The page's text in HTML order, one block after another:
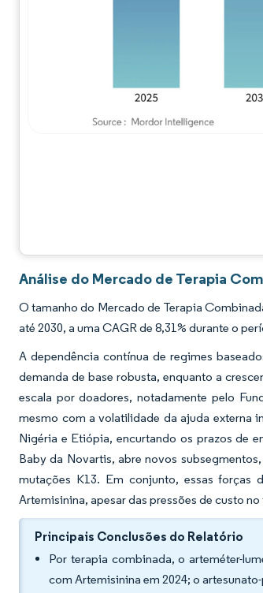
Análise do Mercado de Terapia
O tamanho do Mercado de Terapia
até 2030, a uma CAGR de 8,31% durante o
A dependência contínua de regimes
demanda de base robusta, enquanto a
escala por doadores, notadamente pelo
mesmo com a volatilidade da ajuda externa
Nigéria e Etiópia, encurtando os prazos de
Baby da Novartis, abre novos
mutações K13. Em conjunto, essas forças
Artemisinina, apesar das pressões de custo
Principais Conclusões do Relatório
Por terapia combinada, o arteméter-
com Artemisinina em 2024; o